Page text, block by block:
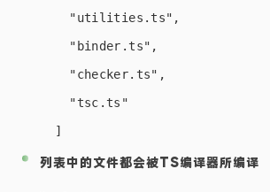
    "utilities.ts",
    "binder.ts",
    "checker.ts",
    "tsc.ts"
列表中的文件都会被TS编译器所编译